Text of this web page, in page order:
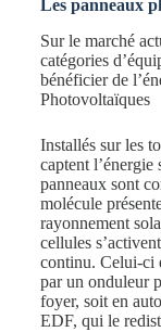
Les panneaux
Sur le marché
catégories
bénéficier de
Photovoltaïques
Installés sur les
captent
panneaux sont
molécule
rayonnement
cellules
continu. Celui-ci
par un onduleur
foyer, soit en
EDF, qui le